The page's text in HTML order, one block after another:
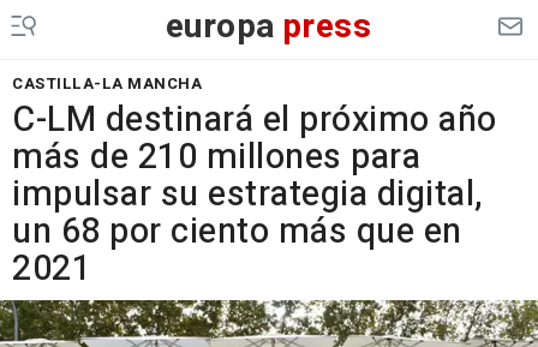
europa press
CASTILLA-LA MANCHA
C-LM destinará el próximo año
más de 210 millones para
impulsar su estrategia digital,
un 68 por ciento más que en
2021